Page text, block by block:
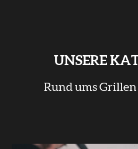
UNSERE
Rund ums Grillen